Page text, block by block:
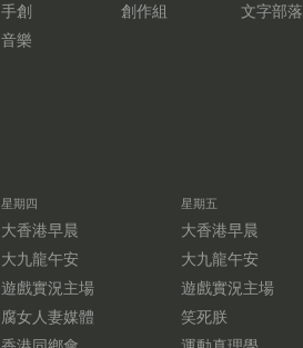
手創
創作組
文字部落
音樂
星期四
大香港早晨
大九龍午安
遊戲實況主場
腐女人妻媒體
星期五
大香港早晨
大九龍午安
遊戲實況主場
笑死朕